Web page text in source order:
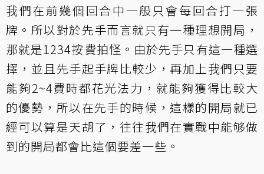
我們在前幾個回合中一般只會每回合打一張
牌。所以對於先手而言就只有一種理想開局，
那就是1234按費拍怪。由於先手只有這一種選
擇，並且先手起手牌比較少，再加上我們只要
能夠2~4費時都花光法力，就能夠獲得比較大
的優勢，所以在先手的時候，這樣的開局就已
經可以算是天胡了，往往我們在實戰中能够做
到的開局都會比這個要差一些。